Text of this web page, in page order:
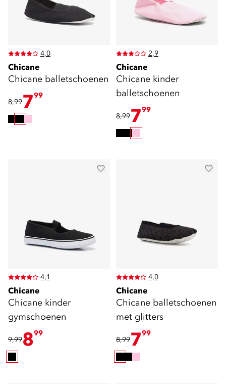
4,0
Chicane
Chicane balletschoenen
8,99799
2,9
Chicane
Chicane kinder
balletschoenen
8,99799
4,1
Chicane
Chicane kinder
gymschoenen
9,99899
4,0
Chicane
Chicane balletschoenen
met glitters
8,99799